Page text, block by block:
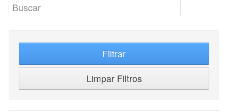
Filtrar
Limpar Filtros